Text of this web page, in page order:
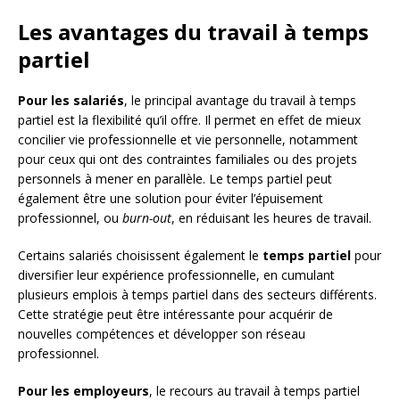
Les avantages du travail à temps
partiel
Pour les salariés, le principal avantage du travail à temps
partiel est la flexibilité qu’il offre. Il permet en effet de mieux
concilier vie professionnelle et vie personnelle, notamment
pour ceux qui ont des contraintes familiales ou des projets
personnels à mener en parallèle. Le temps partiel peut
également être une solution pour éviter l’épuisement
professionnel, ou burn-out, en réduisant les heures de travail.
Certains salariés choisissent également le temps partiel pour
diversifier leur expérience professionnelle, en cumulant
plusieurs emplois à temps partiel dans des secteurs différents.
Cette stratégie peut être intéressante pour acquérir de
nouvelles compétences et développer son réseau
professionnel.
Pour les employeurs, le recours au travail à temps partiel